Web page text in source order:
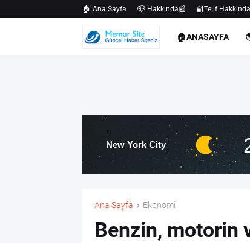
🏠 Ana Sayfa 📪 Hakkında📰 🔐Telif Hakkında
🏠ANASAYFA
New York City
Ana Sayfa Ekonomi
Benzin, motorin